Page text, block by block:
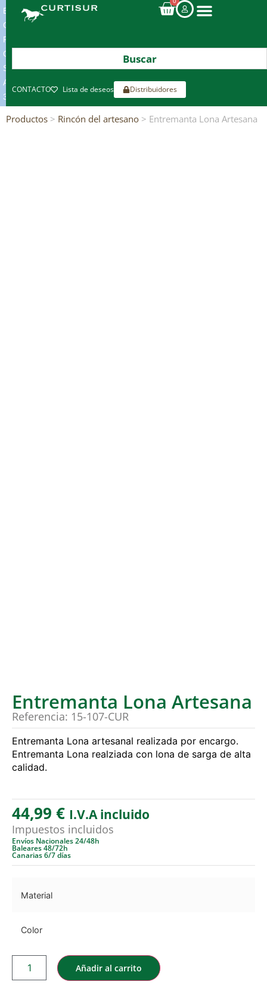
ENVIOS
GRATIS
POR
COMPRAS
SUPERIORES
A
300€*
CONTACTO Lista de deseos Distribuidores
Productos > Rincón del artesano > Entremanta Lona Artesana
Entremanta Lona Artesana
Referencia: 15-107-CUR
Entremanta Lona artesanal realizada por encargo.
Entremanta Lona realziada con lona de sarga de alta
calidad.
44,99 € I.V.A incluido
Impuestos incluidos
Envíos Nacionales 24/48h
Baleares 48/72h
Canarias 6/7 días
Material
Color
Añadir al carrito